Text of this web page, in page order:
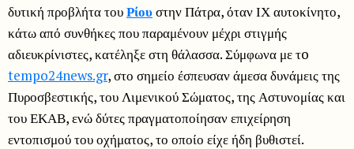
δυτική προβλήτα τουΡίουστην Πάτρα, όταν ΙΧ αυτοκίνητο,
κάτω από συνθήκες που παραμένουν μέχρι στιγμής
αδιευκρίνιστες, κατέληξε στη θάλασσα. Σύμφωνα με τo
tempo24news.gr, στο σημείο έσπευσαν άμεσα δυνάμεις της
Πυροσβεστικής, του Λιμενικού Σώματος, της Αστυνομίας και
του ΕΚΑΒ, ενώ δύτες πραγματοποίησαν επιχείρηση
εντοπισμού του οχήματος, το οποίο είχε ήδη βυθιστεί.